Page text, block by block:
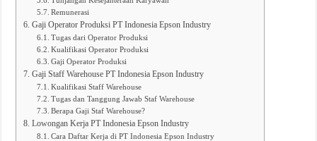
Remunerasi
Gaji Operator Produksi PT Indonesia Epson Industry
Tugas dari Operator Produksi
Kualifikasi Operator Produksi
Gaji Operator Produksi
Gaji Staff Warehouse PT Indonesia Epson Industry
Kualifikasi Staff Warehouse
Tugas dan Tanggung Jawab Staf Warehouse
Berapa Gaji Staf Warehouse?
Lowongan Kerja PT Indonesia Epson Industry
Cara Daftar Kerja di PT Indonesia Epson Industry